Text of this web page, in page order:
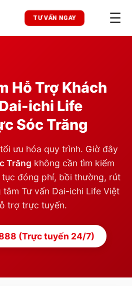
TƯ VẤN NGAY ☰
Hỗ Trợ Khách
ichi Life
Sóc Trăng
ưu hóa quy trình. Giờ đây
Trăng không cần tìm kiếm
đóng phí, bồi thường, rút
Tư vấn Dai-ichi Life Việt
trợ trực tuyến.
(Trực tuyến 24/7)